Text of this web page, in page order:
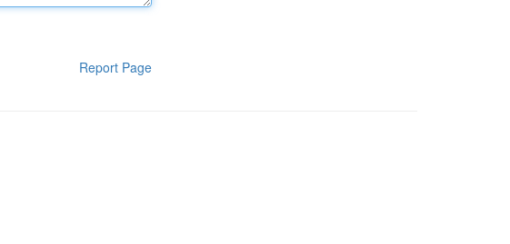
Report Page